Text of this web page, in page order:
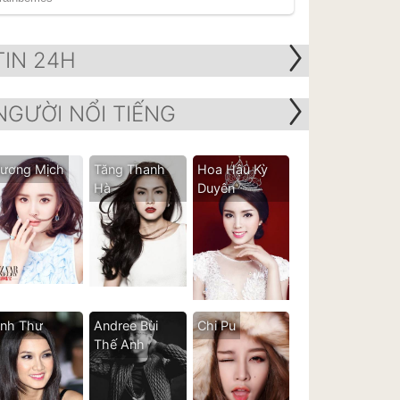
24H
NỔI TIẾNG
Mịch
Tăng Thanh
Hà
Hoa Hậu Kỳ
Duyên
Thư
Andree Bùi
Thế Anh
Chi Pu